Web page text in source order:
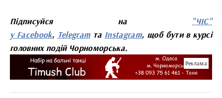
Підписуйся на
"ЧІС"
у Facebook, Telegram та Instagram, щоб бути в курсі
головних подій Чорноморська.
Реклама